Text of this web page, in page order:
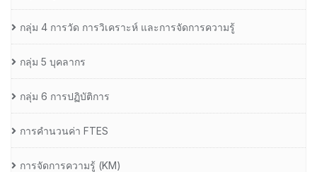
กลุ่ม 4 การวัด การวิเคราะห์ และการจัดการความรู้
กลุ่ม 5 บุคลากร
กลุ่ม 6 การปฏิบัติการ
การคำนวนค่า FTES
การจัดการความรู้ (KM)